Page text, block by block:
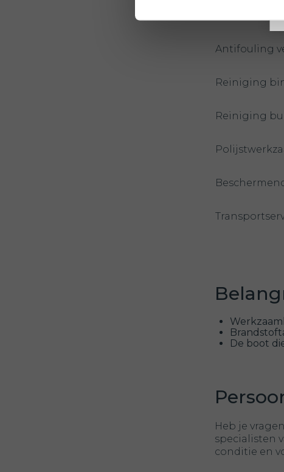
Antifouling
Reiniging
Reiniging
De boot
Heb je
specialisten
conditie en